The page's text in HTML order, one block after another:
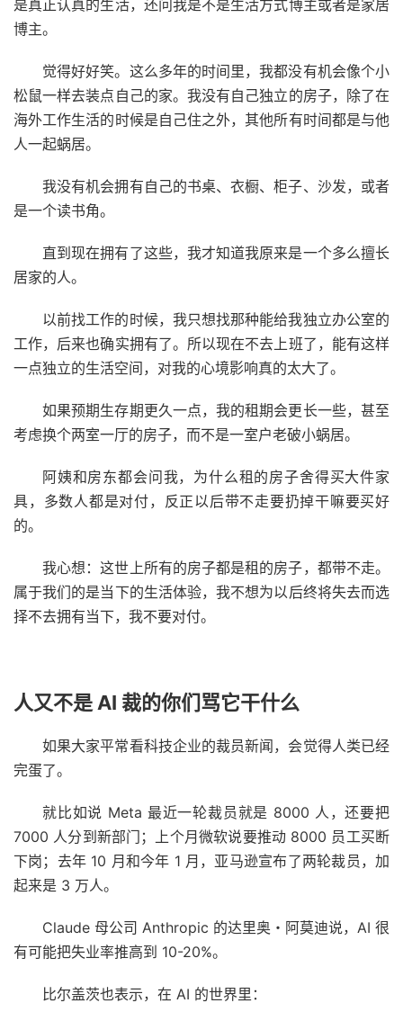
是真正认真的生活，还问我是不是生活方式博主或者是家居
博主。
觉得好好笑。这么多年的时间里，我都没有机会像个小
松鼠一样去装点自己的家。我没有自己独立的房子，除了在
海外工作生活的时候是自己住之外，其他所有时间都是与他
人一起蜗居。
我没有机会拥有自己的书桌、衣橱、柜子、沙发，或者
是一个读书角。
直到现在拥有了这些，我才知道我原来是一个多么擅长
居家的人。
以前找工作的时候，我只想找那种能给我独立办公室的
工作，后来也确实拥有了。所以现在不去上班了，能有这样
一点独立的生活空间，对我的心境影响真的太大了。
如果预期生存期更久一点，我的租期会更长一些，甚至
考虑换个两室一厅的房子，而不是一室户老破小蜗居。
阿姨和房东都会问我，为什么租的房子舍得买大件家
具，多数人都是对付，反正以后带不走要扔掉干嘛要买好
的。
我心想：这世上所有的房子都是租的房子，都带不走。
属于我们的是当下的生活体验，我不想为以后终将失去而选
择不去拥有当下，我不要对付。
人又不是 AI 裁的你们骂它干什么
如果大家平常看科技企业的裁员新闻，会觉得人类已经
完蛋了。
就比如说 Meta 最近一轮裁员就是 8000 人，还要把
7000 人分到新部门；上个月微软说要推动 8000 员工买断
下岗；去年 10 月和今年 1 月，亚马逊宣布了两轮裁员，加
起来是 3 万人。
Claude 母公司 Anthropic 的达里奥・阿莫迪说，AI 很
有可能把失业率推高到 10-20%。
比尔盖茨也表示，在 AI 的世界里：